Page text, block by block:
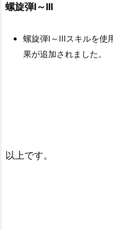
螺旋弾I～III
螺旋弾I～IIIスキルを使
果が追加されました。
以上です。